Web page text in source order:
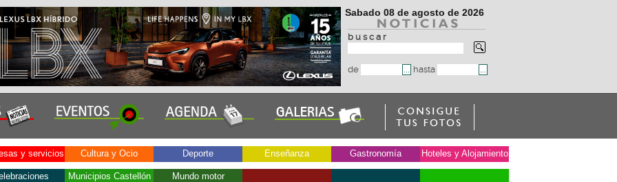
Sabado 08 de agosto de 2026
b u s c a r
de hasta
y servicios Cultura y Ocio Deporte Enseñanza Gastronomía Hoteles y Alojamiento
Municipios Castellón Mundo motor